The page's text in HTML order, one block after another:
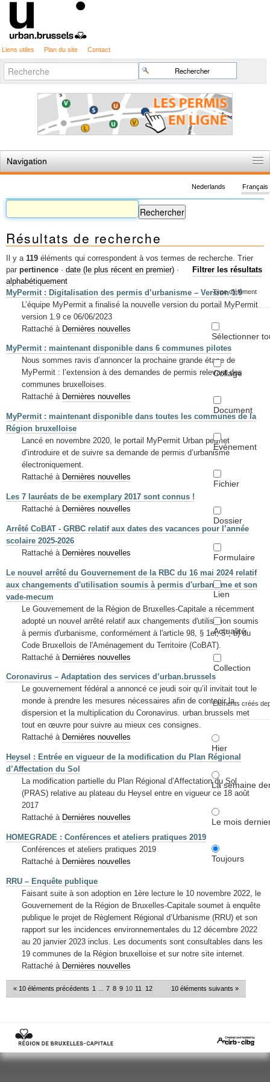
Liens utiles Plan du site Contact
Chercher par
Recherche
avancée…
Navigation
Règles du jeu
Permis d'urbanisme
Cartographie
Etudes et publications
Mots-clés
Renseignements urbanistiques
Français
Nederlands
Résultats de recherche
Il y a 119 éléments qui correspondent à vos termes de recherche.
Filtrer les résultats
Type d'élément
Sélectionner
Collage
Document
Événement
Fichier
Dossier
Formulaire
Lien
Actualité
Collection
Éléments créés
Hier
La semaine
Le mois
Toujours
Trier
par pertinence · date (le plus récent en premier) ·
alphabétiquement
MyPermit : Digitalisation des permis d’urbanisme – Version 1.9
L’équipe MyPermit a finalisé la nouvelle version du portail MyPermit
version 1.9 ce 06/06/2023
Rattaché à Dernières nouvelles
MyPermit : maintenant disponible dans 6 communes pilotes
Nous sommes ravis d’annoncer la prochaine grande étape de
MyPermit : l’extension à des demandes de permis relevant des
communes bruxelloises.
Rattaché à Dernières nouvelles
MyPermit : maintenant disponible dans toutes les communes de la
Région bruxelloise
Lancé en novembre 2020, le portail MyPermit Urban permet
d’introduire et de suivre sa demande de permis d’urbanisme
électroniquement.
Rattaché à Dernières nouvelles
Les 7 lauréats de be exemplary 2017 sont connus !
Rattaché à Dernières nouvelles
Arrêté CoBAT - GRBC relatif aux dates des vacances pour l’année
scolaire 2025-2026
Rattaché à Dernières nouvelles
Le nouvel arrêté du Gouvernement de la RBC du 16 mai 2024 relatif
aux changements d'utilisation soumis à permis d'urbanisme et son
vade-mecum
Le Gouvernement de la Région de Bruxelles-Capitale a récemment
adopté un nouvel arrêté relatif aux changements d'utilisation soumis
à permis d'urbanisme, conformément à l'article 98, § 1er, 5°, b) du
Code Bruxellois de l'Aménagement du Territoire (CoBAT).
Rattaché à Dernières nouvelles
Coronavirus – Adaptation des services d’urban.brussels
Le gouvernement fédéral a annoncé ce jeudi soir qu’il invitait tout le
monde à prendre les mesures nécessaires afin de contenir la
dispersion et la multiplication du Coronavirus. urban.brussels met
tout en œuvre pour suivre au mieux ces consignes.
Rattaché à Dernières nouvelles
Heysel : Entrée en vigueur de la modification du Plan Régional
d’Affectation du Sol
La modification partielle du Plan Régional d’Affectation du Sol
(PRAS) relative au plateau du Heysel entre en vigueur ce 18 août
2017
Rattaché à Dernières nouvelles
HOMEGRADE : Conférences et ateliers pratiques 2019
Conférences et ateliers pratiques 2019
Rattaché à Dernières nouvelles
RRU – Enquête publique
Faisant suite à son adoption en 1ère lecture le 10 novembre 2022, le
Gouvernement de la Région de Bruxelles-Capitale soumet à enquête
publique le projet de Règlement Régional d’Urbanisme (RRU) et son
rapport sur les incidences environnementales du 12 décembre 2022
au 20 janvier 2023 inclus. Les documents sont consultables dans les
19 communes de la Région bruxelloise et sur notre site internet.
Rattaché à Dernières nouvelles
« 10 éléments précédents 10 éléments suivants »
1 7 8 9 10 11 12